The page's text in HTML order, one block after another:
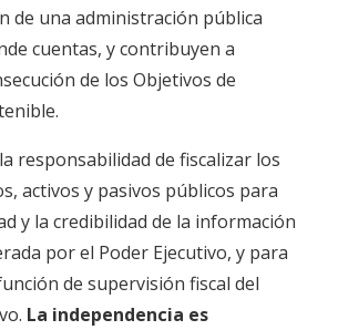
de una administración pública
cuentas, y contribuyen a
de los Objetivos de
responsabilidad de fiscalizar los
activos y pasivos públicos para
y la credibilidad de la información
por el Poder Ejecutivo, y para
de supervisión fiscal del
La independencia es